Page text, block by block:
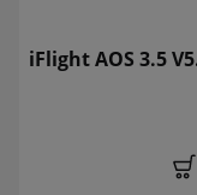
iFlight AOS 3.5